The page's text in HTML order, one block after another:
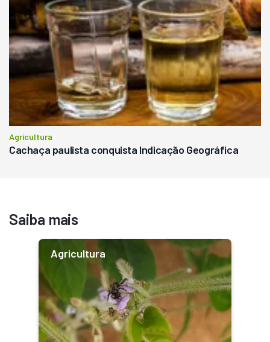
Agricultura
Cachaça paulista conquista Indicação Geográfica
Saiba mais
Agricultura